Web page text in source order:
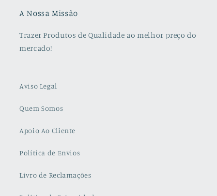
A Nossa Missão
Trazer Produtos de Qualidade ao melhor preço do
mercado!
Aviso Legal
Quem Somos
Apoio Ao Cliente
Política de Envios
Livro de Reclamações